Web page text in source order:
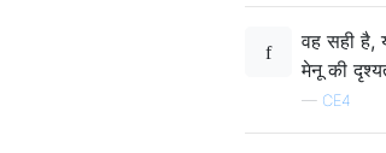
वह सही है,
मेनू की
— CE4